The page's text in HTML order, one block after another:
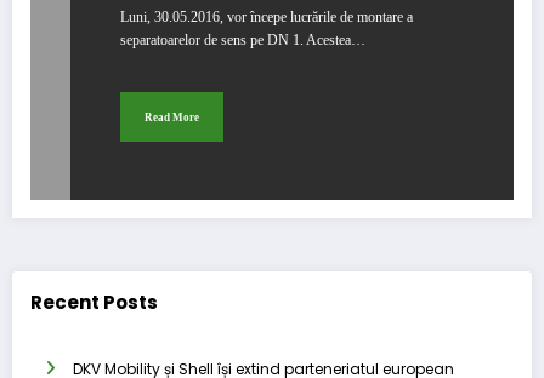
Luni, 30.05.2016, vor începe lucrările de montare a
separatoarelor de sens pe DN 1. Acestea…
Read More
Recent Posts
DKV Mobility și Shell își extind parteneriatul european